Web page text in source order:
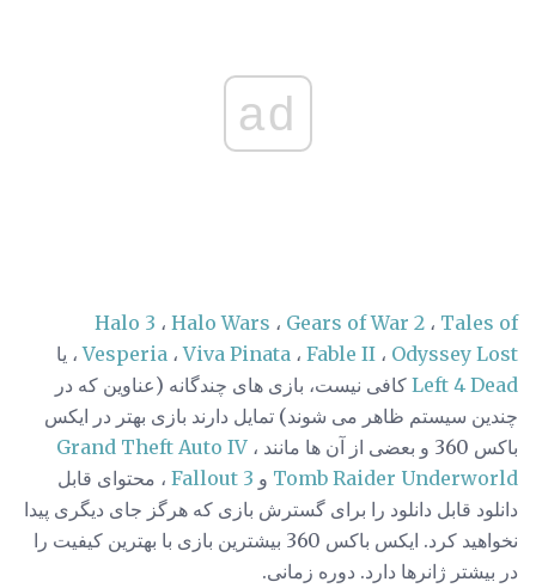
ad
Halo 3 ، Halo Wars ، Gears of War 2 ، Tales of
Vesperia ،Viva Pinata ، Fable II ، Odyssey Lost
، یا
Left 4 Dead کافی نیست، بازی های چندگانه (عناوین که در
چندین سیستم ظاهر می شوند) تمایل دارند بازی بهتر در ایکس
باکس 360 و بعضی از آن ها مانند
Grand Theft Auto IV ،
Tomb Raider Underworld و Fallout 3 ، محتوای قابل
دانلود قابل دانلود را برای گسترش بازی که هرگز جای دیگری پیدا
نخواهید کرد. ایکس باکس 360 بیشترین بازی با بهترین کیفیت را
در بیشتر ژانرها دارد. دوره زمانی.